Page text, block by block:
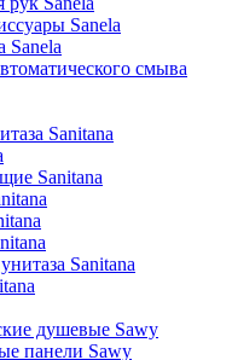
Sanela
Sanela
смыва
Sanitana
Sanitana
Sanitana
душевые Sawy
панели Sawy